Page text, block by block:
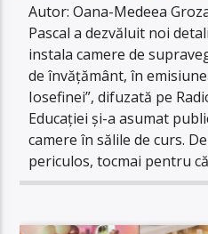
Autor: Oana-Medeea
Pascal a dezvăluit noi
instala camere de
de învățământ, în
Iosefinei”, difuzată pe
Educației și-a asumat
camere în sălile de curs.
periculos, tocmai pentru